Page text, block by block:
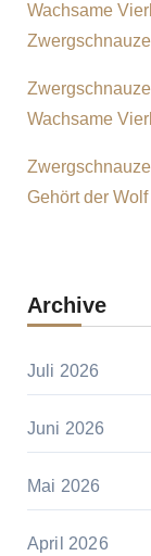
Wachsame
Wachsame
Gehört der
Archive
Juli 2026
Juni 2026
Mai 2026
April 2026